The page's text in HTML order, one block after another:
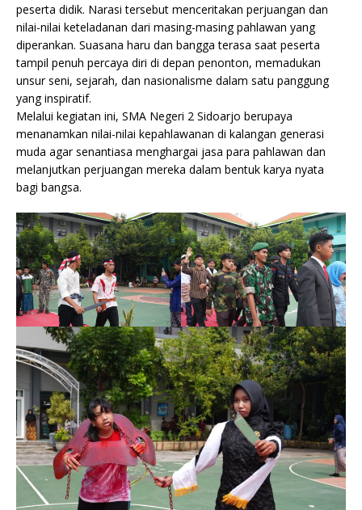
peserta didik. Narasi tersebut menceritakan perjuangan dan
nilai-nilai keteladanan dari masing-masing pahlawan yang
diperankan. Suasana haru dan bangga terasa saat peserta
tampil penuh percaya diri di depan penonton, memadukan
unsur seni, sejarah, dan nasionalisme dalam satu panggung
yang inspiratif.
Melalui kegiatan ini, SMA Negeri 2 Sidoarjo berupaya
menanamkan nilai-nilai kepahlawanan di kalangan generasi
muda agar senantiasa menghargai jasa para pahlawan dan
melanjutkan perjuangan mereka dalam bentuk karya nyata
bagi bangsa.